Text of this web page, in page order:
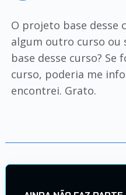
O projeto base desse
algum outro curso ou
base desse curso?
curso, poderia me
encontrei. Grato.